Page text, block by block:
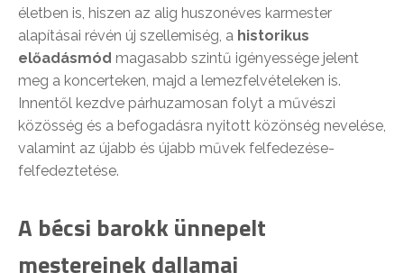
életben is, hiszen az alig huszonéves karmester
alapításai révén új szellemiség, a historikus
előadásmód magasabb szintű igényessége jelent
meg a koncerteken, majd a lemezfelvételeken is.
Innentől kezdve párhuzamosan folyt a művészi
közösség és a befogadásra nyitott közönség nevelése,
valamint az újabb és újabb művek felfedezése-
felfedeztetése.
A bécsi barokk ünnepelt
mestereinek dallamai